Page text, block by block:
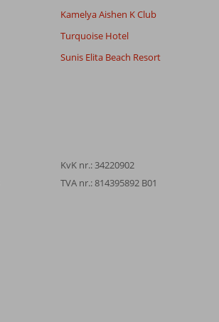
Kamelya Aishen K Club
Turquoise Hotel
Sunis Elita Beach Resort
KvK nr.: 34220902
TVA nr.: 814395892 B01